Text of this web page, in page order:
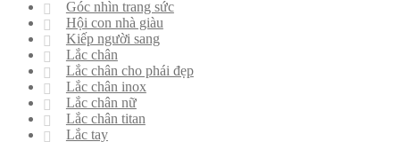
Góc nhìn trang sức
Hội con nhà giàu
Kiếp người sang
Lắc chân
Lắc chân cho phái đẹp
Lắc chân inox
Lắc chân nữ
Lắc chân titan
Lắc tay